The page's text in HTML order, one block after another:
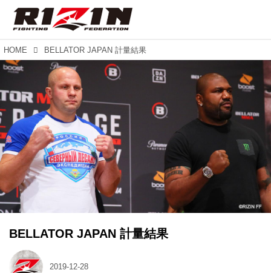
HOME BELLATOR JAPAN 計量結果
BELLATOR JAPAN 計量結果
2019-12-28